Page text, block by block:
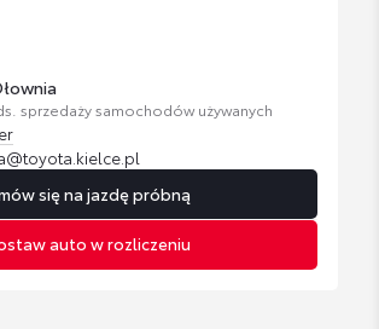
sprzedaży samochodów używanych
się na jazdę próbną
auto w rozliczeniu